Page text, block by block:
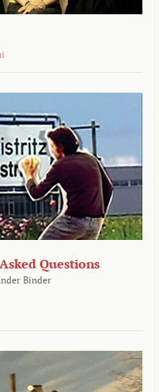
Questions
Binder